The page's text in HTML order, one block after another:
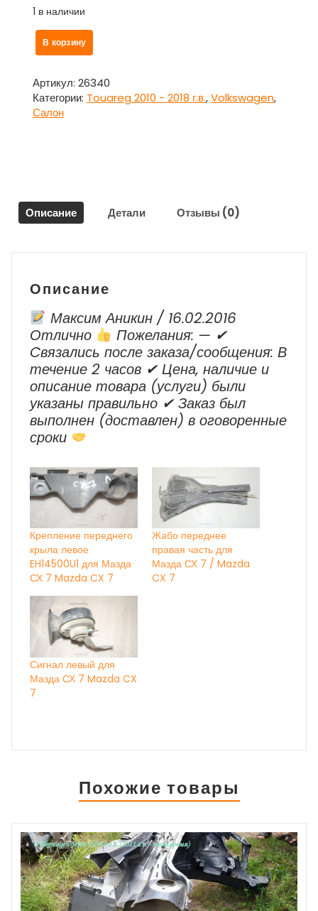
1 в наличии
Количество
товара
водителя
7P6857922
для
В корзину
Артикул: 26340
Категории: Touareg 2010 - 2018 г.в.,Volkswagen,
Салон
Описание Детали Отзывы (0)
Описание
Максим Аникин / 16.02.2016
Отлично
Пожелания: — ✔
Cвязались после заказа/сообщения: В
течение 2 часов ✔ Цена, наличие и
описание товара (услуги) были
указаны правильно ✔ Заказ был
выполнен (доставлен) в оговоренные
сроки
Крепление переднего
крыла левое
EH14500U1 для Мазда
СХ 7 Mazda CX 7
Жабо переднее
правая часть для
Мазда СХ 7 / Mazda
CX 7
Сигнал левый для
Мазда СХ 7 Mazda CX
7
Похожие товары